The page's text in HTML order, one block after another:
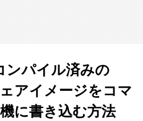
パイル済みの
アイメージをコマ
に書き込む方法